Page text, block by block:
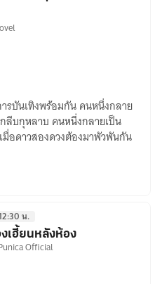
ารบันเทิงพร้อมกัน คนหนึ่งกลาย
กลีบกุหลาบ คนหนึ่งกลายเป็น
อดาวสองดวงต้องมาพัวพันกัน
น.
เฮี้ยนหลังห้อง
Official